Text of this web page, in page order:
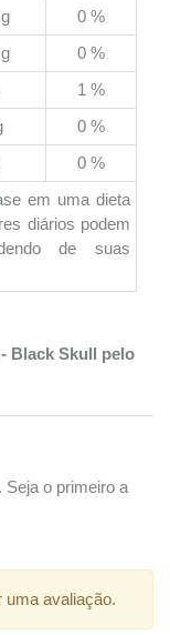
0 %
0 %
1 %
0 %
0 %
em uma dieta
diários podem
de suas
Black Skull pelo
Seja o primeiro a
uma avaliação.